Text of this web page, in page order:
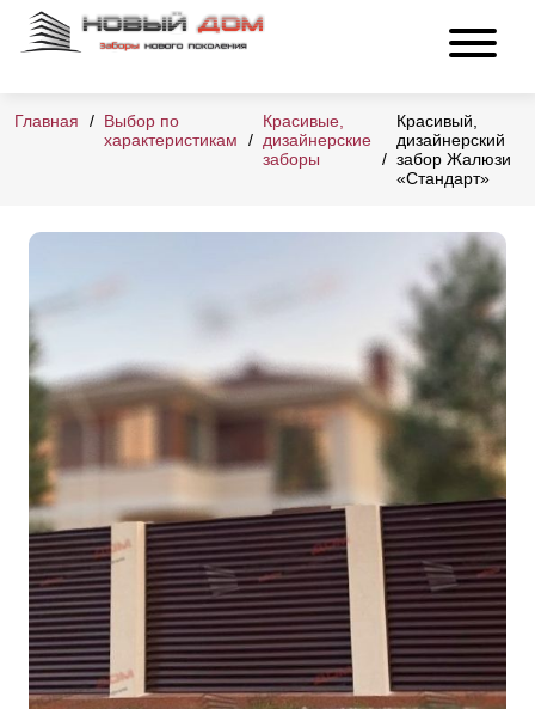
Главная
Выбор по
характеристикам
Красивые,
дизайнерские
заборы
Красивый,
дизайнерский
забор Жалюзи
«Стандарт»